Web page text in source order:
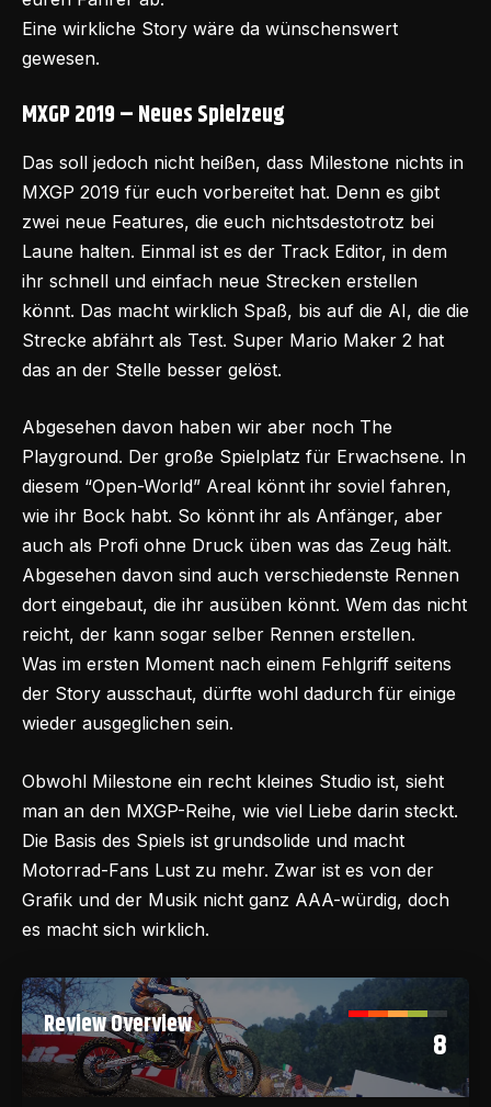
Eine wirkliche Story wäre da wünschenswert
gewesen.
MXGP 2019 – Neues Spielzeug
Das soll jedoch nicht heißen, dass Milestone nichts in
MXGP 2019 für euch vorbereitet hat. Denn es gibt
zwei neue Features, die euch nichtsdestotrotz bei
Laune halten. Einmal ist es der Track Editor, in dem
ihr schnell und einfach neue Strecken erstellen
könnt. Das macht wirklich Spaß, bis auf die AI, die die
Strecke abfährt als Test. Super Mario Maker 2 hat
das an der Stelle besser gelöst.
Abgesehen davon haben wir aber noch The
Playground. Der große Spielplatz für Erwachsene. In
diesem “Open-World” Areal könnt ihr soviel fahren,
wie ihr Bock habt. So könnt ihr als Anfänger, aber
auch als Profi ohne Druck üben was das Zeug hält.
Abgesehen davon sind auch verschiedenste Rennen
dort eingebaut, die ihr ausüben könnt. Wem das nicht
reicht, der kann sogar selber Rennen erstellen.
Was im ersten Moment nach einem Fehlgriff seitens
der Story ausschaut, dürfte wohl dadurch für einige
wieder ausgeglichen sein.
Obwohl Milestone ein recht kleines Studio ist, sieht
man an den MXGP-Reihe, wie viel Liebe darin steckt.
Die Basis des Spiels ist grundsolide und macht
Motorrad-Fans Lust zu mehr. Zwar ist es von der
Grafik und der Musik nicht ganz AAA-würdig, doch
es macht sich wirklich.
Review Overview 8